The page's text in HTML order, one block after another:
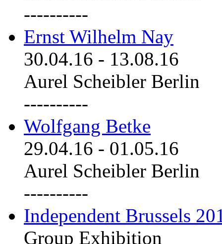
----------
Ernst Wilhelm Nay
30.04.16 - 13.08.16
Aurel Scheibler Berlin
----------
Wolfgang Betke
29.04.16 - 01.05.16
Aurel Scheibler Berlin
----------
Independent Brussels
Group Exhibition